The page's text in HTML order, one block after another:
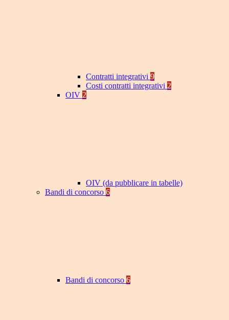
Contratti integrativi 9
Costi contratti integrativi 2
OIV 2
OIV (da pubblicare in tabelle)
Bandi di concorso 6
Bandi di concorso 6